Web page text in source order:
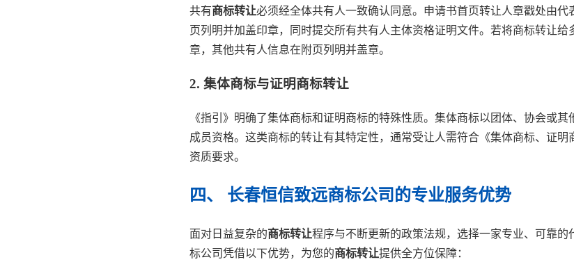
共有商标转让必须经全体共有人一致确认同意。申请书首页转让人章戳处由
页列明并加盖印章，同时提交所有共有人主体资格证明文件。若将商标转让
章，其他共有人信息在附页列明并盖章。
2. 集体商标与证明商标转让
《指引》明确了集体商标和证明商标的特殊性质。集体商标以团体、协会或
成员资格。这类商标的转让有其特定性，通常受让人需符合《集体商标、证明
资质要求。
四、 长春恒信致远商标公司的专业服务优势
面对日益复杂的商标转让程序与不断更新的政策法规，选择一家专业、可靠
标公司凭借以下优势，为您的商标转让提供全方位保障：